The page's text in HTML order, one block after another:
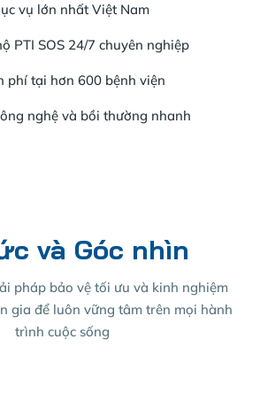
vụ lớn nhất Việt Nam
PTI SOS 24/7 chuyên nghiệp
phí tại hơn 600 bệnh viện
nghệ và bồi thường nhanh
và Góc nhìn
pháp bảo vệ tối ưu và kinh nghiệm
gia để luôn vững tâm trên mọi hành
trình cuộc sống